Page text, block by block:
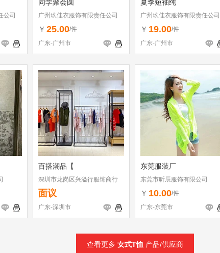
公司
同学聚会圆
广州玖佳衣服饰有限责任公司
￥ 25.00/件
广东-广州市
夏季短袖纯
广州玖佳衣服饰有限责任公司
￥ 19.00/件
广东-广州市
百搭潮品【
深圳市龙岗区兴溢行服饰商行
面议
广东-深圳市
东莞服装厂
东莞市昕辰服饰有限公司
￥ 10.00/件
广东-东莞市
查看更多 女式T恤 产品/供应商